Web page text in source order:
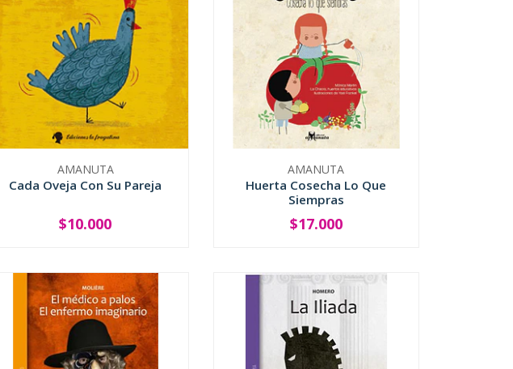
AMANUTA
Cada Oveja Con Su Pareja
+
$10.000
AMANUTA
Huerta Cosecha Lo Que
Siempras
+
$17.000